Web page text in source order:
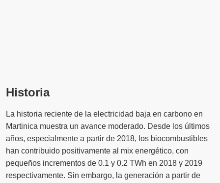
Historia
La historia reciente de la electricidad baja en carbono en
Martinica muestra un avance moderado. Desde los últimos
años, especialmente a partir de 2018, los biocombustibles
han contribuido positivamente al mix energético, con
pequeños incrementos de 0.1 y 0.2 TWh en 2018 y 2019
respectivamente. Sin embargo, la generación a partir de